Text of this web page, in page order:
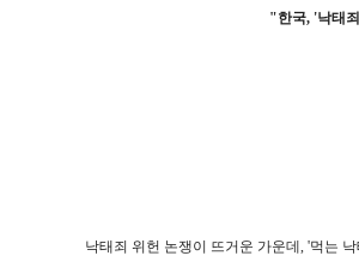
"한국, '낙태
낙태죄 위헌 논쟁이 뜨거운 가운데, '먹는